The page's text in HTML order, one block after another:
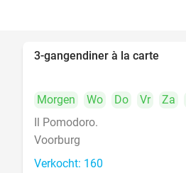
3-gangendiner à la carte
Morgen Wo Do Vr Za
Il Pomodoro.
Voorburg
Verkocht: 160